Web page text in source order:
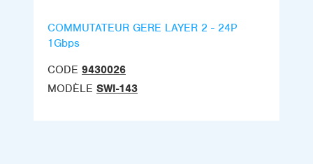
COMMUTATEUR GERE LAYER 2 - 24P
1Gbps
CODE 9430026
MODÈLE SWI-143